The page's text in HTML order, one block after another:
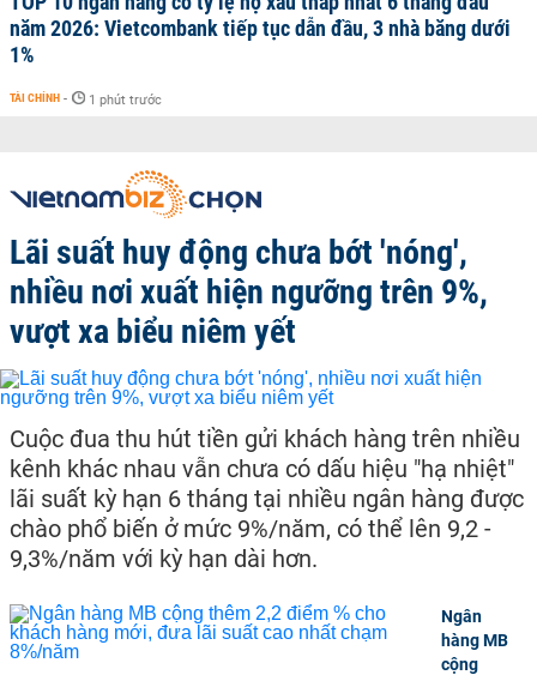
năm 2026: Vietcombank tiếp tục dẫn đầu, 3 nhà băng dưới
1%
TÀI CHÍNH - 1 phút trước
Lãi suất huy động chưa bớt 'nóng',
nhiều nơi xuất hiện ngưỡng trên 9%,
vượt xa biểu niêm yết
Cuộc đua thu hút tiền gửi khách hàng trên nhiều
kênh khác nhau vẫn chưa có dấu hiệu "hạ nhiệt"
lãi suất kỳ hạn 6 tháng tại nhiều ngân hàng được
chào phổ biến ở mức 9%/năm, có thể lên 9,2 -
9,3%/năm với kỳ hạn dài hơn.
Ngân
hàng MB
cộng